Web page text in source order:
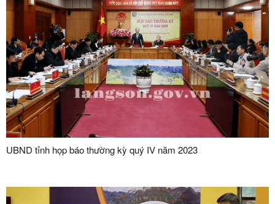
UBND tỉnh họp báo thường kỳ quý IV năm 2023